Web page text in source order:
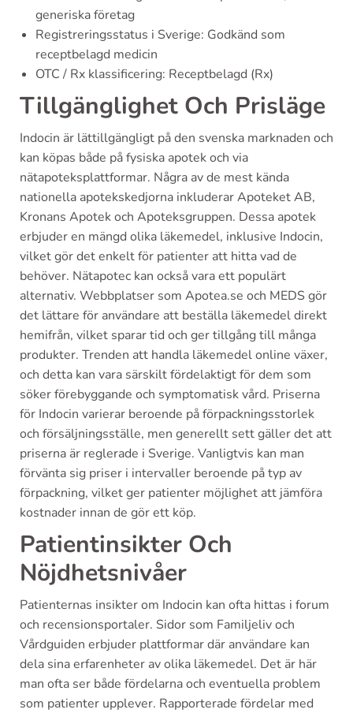
generiska företag
Registreringsstatus i Sverige: Godkänd som
receptbelagd medicin
OTC / Rx klassificering: Receptbelagd (Rx)
Tillgänglighet Och Prisläge
Indocin är lättillgängligt på den svenska marknaden och
kan köpas både på fysiska apotek och via
nätapoteksplattformar. Några av de mest kända
nationella apotekskedjorna inkluderar Apoteket AB,
Kronans Apotek och Apoteksgruppen. Dessa apotek
erbjuder en mängd olika läkemedel, inklusive Indocin,
vilket gör det enkelt för patienter att hitta vad de
behöver. Nätapotec kan också vara ett populärt
alternativ. Webbplatser som Apotea.se och MEDS gör
det lättare för användare att beställa läkemedel direkt
hemifrån, vilket sparar tid och ger tillgång till många
produkter. Trenden att handla läkemedel online växer,
och detta kan vara särskilt fördelaktigt för dem som
söker förebyggande och symptomatisk vård. Priserna
för Indocin varierar beroende på förpackningsstorlek
och försäljningsställe, men generellt sett gäller det att
priserna är reglerade i Sverige. Vanligtvis kan man
förvänta sig priser i intervaller beroende på typ av
förpackning, vilket ger patienter möjlighet att jämföra
kostnader innan de gör ett köp.
Patientinsikter Och
Nöjdhetsnivåer
Patienternas insikter om Indocin kan ofta hittas i forum
och recensionsportaler. Sidor som Familjeliv och
Vårdguiden erbjuder plattformar där användare kan
dela sina erfarenheter av olika läkemedel. Det är här
man ofta ser både fördelarna och eventuella problem
som patienter upplever. Rapporterade fördelar med